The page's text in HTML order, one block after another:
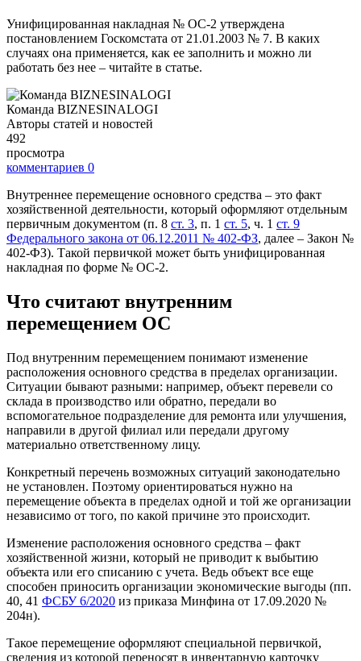
Унифицированная накладная № ОС-2 утверждена
постановлением Госкомстата от 21.01.2003 № 7. В каких
случаях она применяется, как ее заполнить и можно ли
работать без нее – читайте в статье.
Команда BIZNESINALOGI
Авторы статей и новостей
492
просмотра
комментариев 0
Внутреннее перемещение основного средства – это факт
хозяйственной деятельности, который оформляют отдельным
первичным документом (п. 8 ст. 3, п. 1 ст. 5, ч. 1 ст. 9
Федерального закона от 06.12.2011 № 402-ФЗ, далее – Закон №
402-ФЗ). Такой первичкой может быть унифицированная
накладная по форме № ОС-2.
Что считают внутренним
перемещением ОС
Под внутренним перемещением понимают изменение
расположения основного средства в пределах организации.
Ситуации бывают разными: например, объект перевели со
склада в производство или обратно, передали во
вспомогательное подразделение для ремонта или улучшения,
направили в другой филиал или передали другому
материально ответственному лицу.
Конкретный перечень возможных ситуаций законодательно
не установлен. Поэтому ориентироваться нужно на
перемещение объекта в пределах одной и той же организации
независимо от того, по какой причине это происходит.
Изменение расположения основного средства – факт
хозяйственной жизни, который не приводит к выбытию
объекта или его списанию с учета. Ведь объект все еще
способен приносить организации экономические выгоды (пп.
40, 41 ФСБУ 6/2020 из приказа Минфина от 17.09.2020 №
204н).
Такое перемещение оформляют специальной первичкой,
сведения из которой переносят в инвентарную карточку